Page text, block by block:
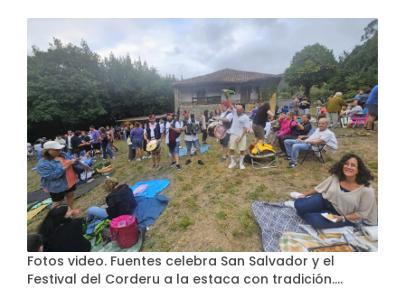
Fotos video. Fuentes celebra San Salvador y el
Festival del Corderu a la estaca con tradición....